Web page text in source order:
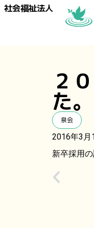
社会福祉法人
２
た。
泉会
2016年3月
新卒採用